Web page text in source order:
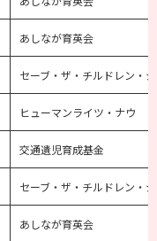
あしなが育英会
セーブ・ザ・チルドレン・
ヒューマンライツ・ナウ
交通遺児育成基金
セーブ・ザ・チルドレン・
あしなが育英会